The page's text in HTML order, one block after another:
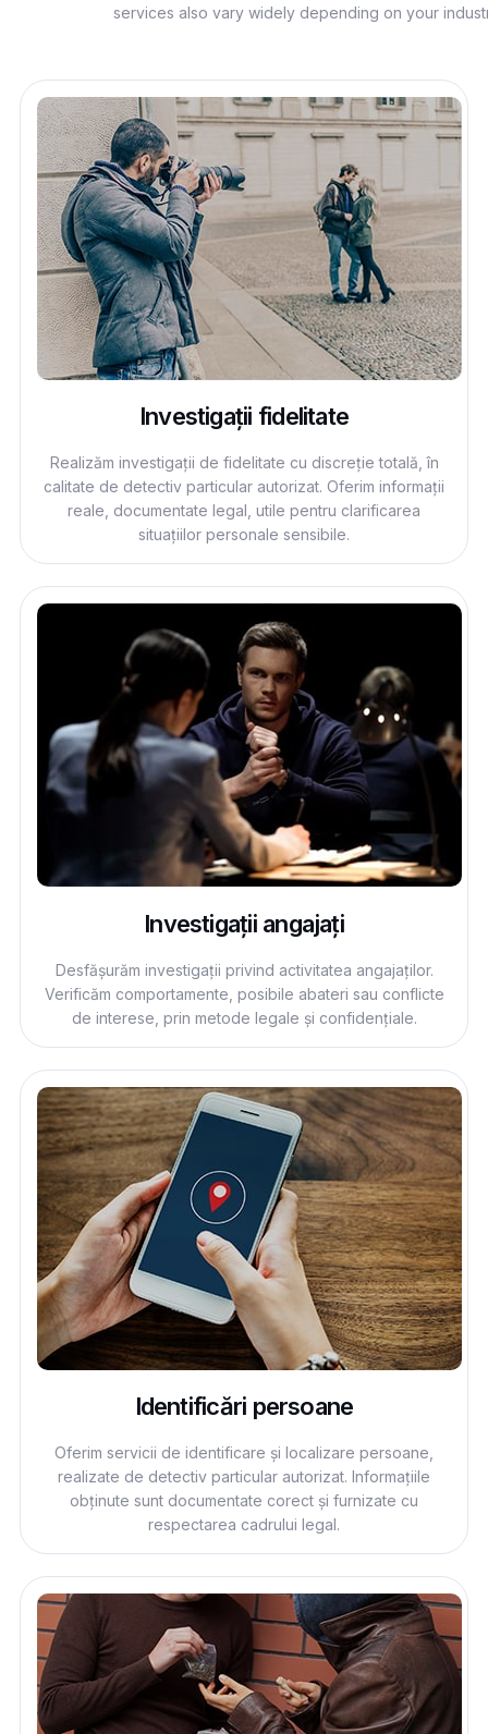
services also vary widely depending on your
Investigații fidelitate
Realizăm investigații de fidelitate cu discreție totală, în
calitate de detectiv particular autorizat. Oferim informații
reale, documentate legal, utile pentru clarificarea
situațiilor personale sensibile.
Investigații angajați
Desfășurăm investigații privind activitatea angajaților.
Verificăm comportamente, posibile abateri sau conflicte
de interese, prin metode legale și confidențiale.
Identificări persoane
Oferim servicii de identificare și localizare persoane,
realizate de detectiv particular autorizat. Informațiile
obținute sunt documentate corect și furnizate cu
respectarea cadrului legal.